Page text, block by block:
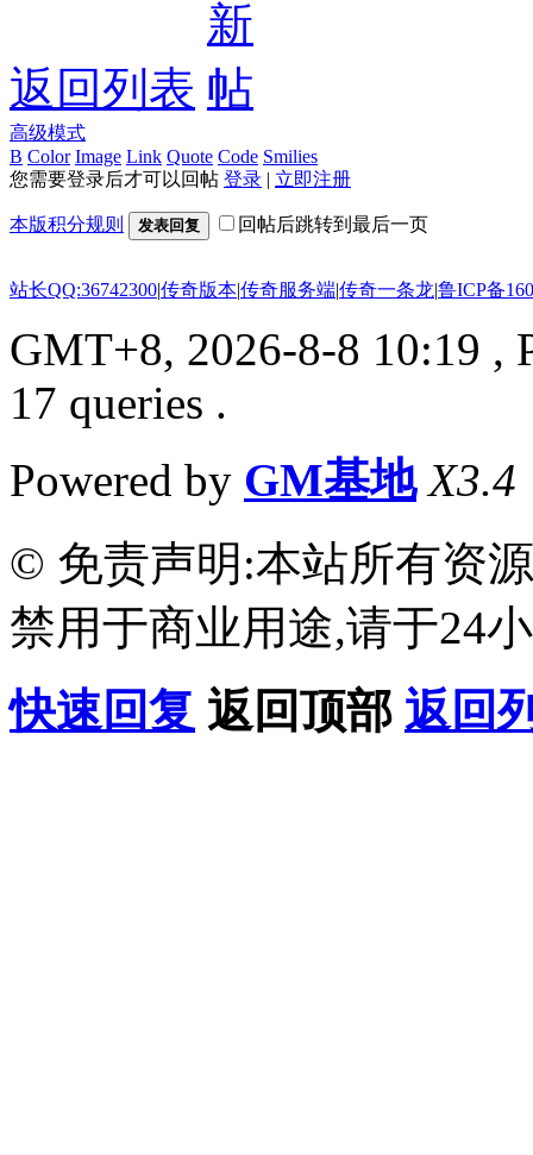
返回列表
高级模式
B Color Image Link Quote Code Smilies
您需要登录后才可以回帖 登录 | 立即注册
本版积分规则 发表回复 回帖后跳转到最后一页
站长QQ:36742300|传奇版本|传奇服务端|传奇一条龙|鲁ICP备
GMT+8, 2026-8-8 10:19 ,
17 queries .
Powered by GM基地 X3.4
© 免责声明:本站所有资
禁用于商业用途,请于24
快速回复 返回顶部 返回